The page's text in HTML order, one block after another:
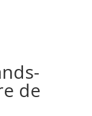
de